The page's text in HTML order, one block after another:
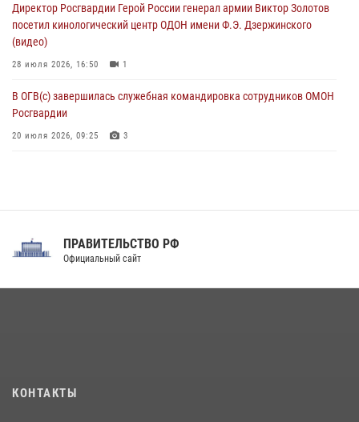
06 августа 2026, 11:20 1
Директор Росгвардии Герой России генерал армии Виктор Золотов
посетил кинологический центр ОДОН имени Ф.Э. Дзержинского
(видео)
28 июля 2026, 16:50 1
В ОГВ(с) завершилась служебная командировка сотрудников ОМОН
Росгвардии
20 июля 2026, 09:25 3
Праздник «Один день с Росгвардией» к 105-летию Центрального
ПРАВИТЕЛЬСТВО РФ
Официальный сайт
КОНТАКТЫ